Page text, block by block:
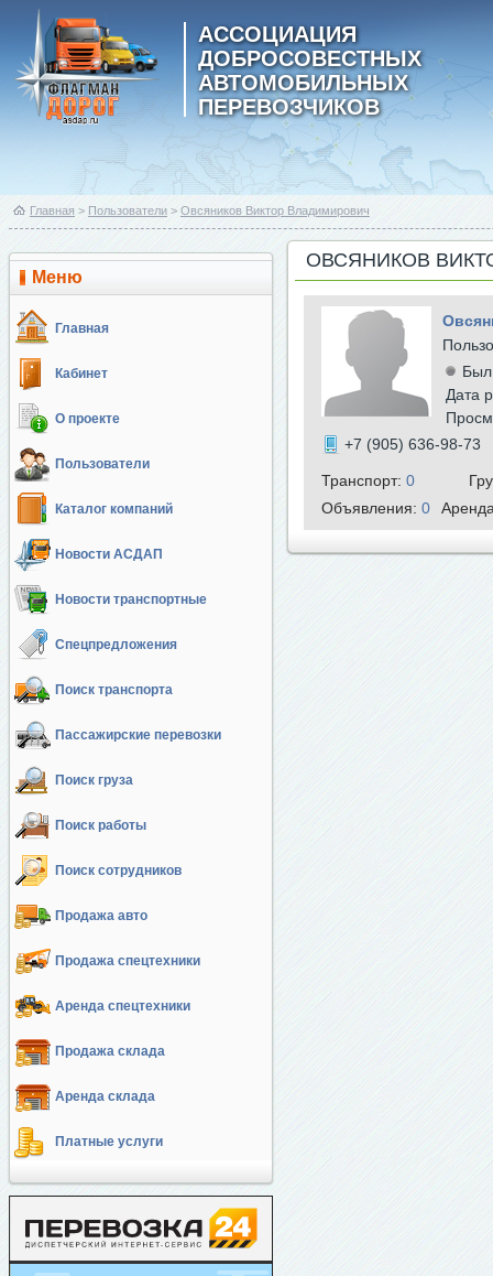
АССОЦИАЦИЯ
ДОБРОСОВЕСТНЫХ
АВТОМОБИЛЬНЫХ
ПЕРЕВОЗЧИКОВ
Главная > Пользователи > Овсяников Виктор Владимирович
Меню
Главная
Кабинет
О проекте
Пользователи
Каталог компаний
Новости АСДАП
Новости транспортные
Спецпредложения
Поиск транспорта
Пассажирские перевозки
Поиск груза
Поиск работы
Поиск сотрудников
Продажа авто
Продажа спецтехники
Аренда спецтехники
Продажа склада
Аренда склада
Платные услуги
ОВСЯНИКОВ
Был
Дата
+7 (905) 636-98-73
Транспорт: 0
Объявления: 0